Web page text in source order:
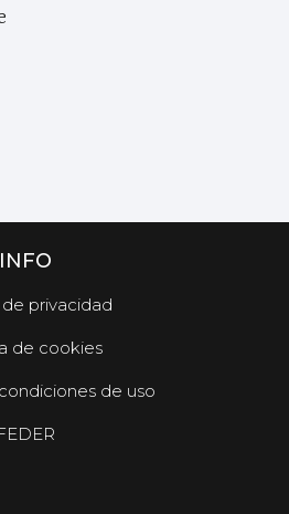
INFO
privacidad
de cookies
de uso